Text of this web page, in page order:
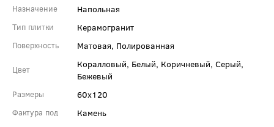
Назначение Напольная
Тип плитки Керамогранит
Поверхность Матовая, Полированная
Цвет
Коралловый, Белый, Коричневый, Серый,
Бежевый
Размеры 60x120
Фактура под Камень